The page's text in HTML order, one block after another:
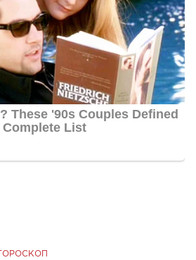
ГОРОСКОП